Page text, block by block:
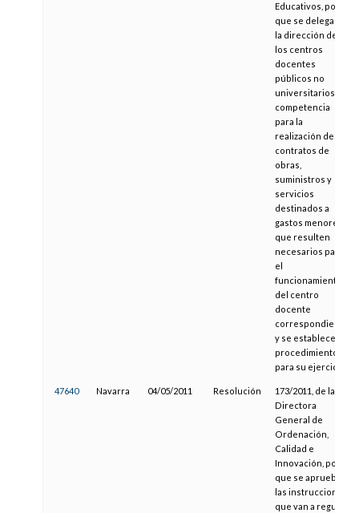
Educativos, por la
que se delega en
la dirección de
los centros
docentes
públicos no
universitarios la
competencia
para la
realización de los
contratos de
obras,
suministros y
servicios
destinados a
gastos menores
que resulten
necesarios para
el
funcionamiento
del centro
docente
correspondiente,
y se establece el
procedimiento
para su ejercicio
47640 Navarra 04/05/2011 Resolución
173/2011, de la
Directora
General de
Ordenación,
Calidad e
Innovación, por la
que se aprueban
las instrucciones
que van a regular,